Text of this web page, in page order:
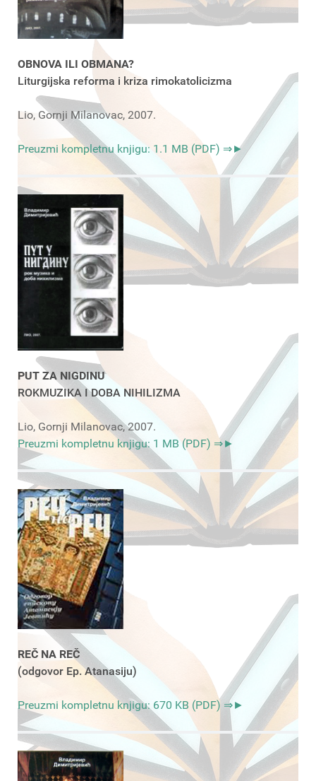
OBNOVA ILI OBMANA?
Liturgijska reforma i kriza rimokatolicizma
Lio, Gornji Milanovac, 2007.
Preuzmi kompletnu knjigu: 1.1 MB (PDF) ⇒►
PUT ZA NIGDINU
ROKMUZIKA I DOBA NIHILIZMA
Lio, Gornji Milanovac, 2007.
Preuzmi kompletnu knjigu: 1 MB (PDF) ⇒►
REČ NA REČ
(odgovor Ep. Atanasiju)
Preuzmi kompletnu knjigu: 670 KB (PDF) ⇒►